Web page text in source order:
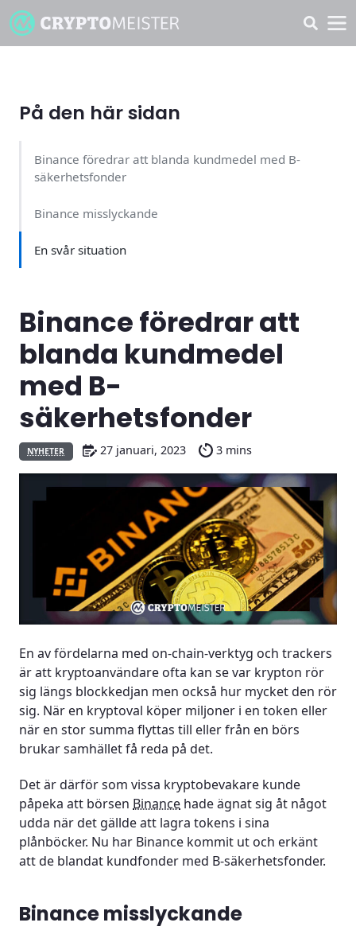
På den här sidan
Binance föredrar att blanda kundmedel med B-
säkerhetsfonder
Binance misslyckande
En svår situation
Binance föredrar att
blanda kundmedel
med B-
säkerhetsfonder
NYHETER 27 januari, 2023 3 mins
En av fördelarna med on-chain-verktyg och trackers
är att kryptoanvändare ofta kan se var krypton rör
sig längs blockkedjan men också hur mycket den rör
sig. När en kryptoval köper miljoner i en token eller
när en stor summa flyttas till eller från en börs
brukar samhället få reda på det.
Det är därför som vissa kryptobevakare kunde
påpeka att börsen Binance hade ägnat sig åt något
udda när det gällde att lagra tokens i sina
plånböcker. Nu har Binance kommit ut och erkänt
att de blandat kundfonder med B-säkerhetsfonder.
Binance misslyckande